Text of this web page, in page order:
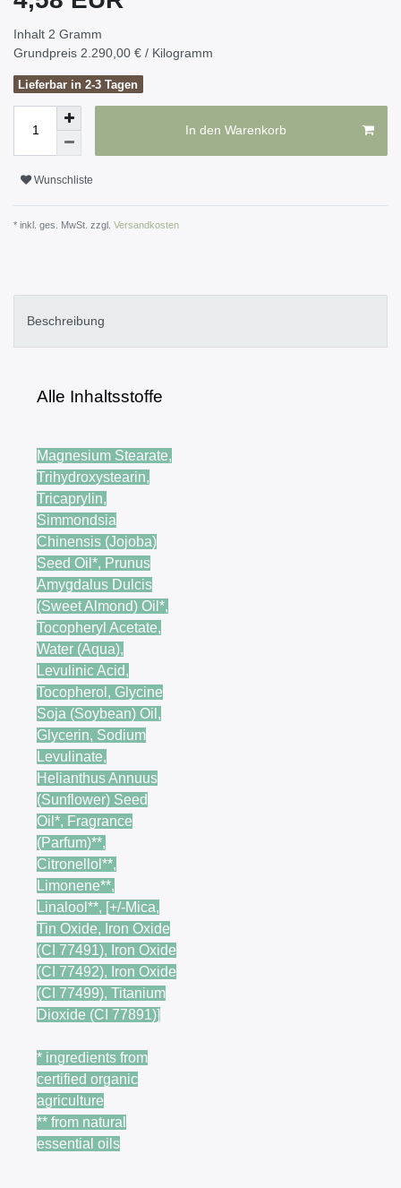
Inhalt 2 Gramm
Grundpreis 2.290,00 € / Kilogramm
Lieferbar in 2-3 Tagen
In den Warenkorb
Wunschliste
* inkl. ges. MwSt. zzgl. Versandkosten
Beschreibung
Alle Inhaltsstoffe
Magnesium Stearate,
Trihydroxystearin,
Tricaprylin,
Simmondsia
Chinensis (Jojoba)
Seed Oil*, Prunus
Amygdalus Dulcis
(Sweet Almond) Oil*,
Tocopheryl Acetate,
Water (Aqua),
Levulinic Acid,
Tocopherol, Glycine
Soja (Soybean) Oil,
Glycerin, Sodium
Levulinate,
Helianthus Annuus
(Sunflower) Seed
Oil*, Fragrance
(Parfum)**,
Citronellol**,
Limonene**,
Linalool**, [+/-Mica,
Tin Oxide, Iron Oxide
(CI 77491), Iron Oxide
(CI 77492), Iron Oxide
(CI 77499), Titanium
Dioxide (CI 77891)]
* ingredients from
certified organic
agriculture
** from natural
essential oils